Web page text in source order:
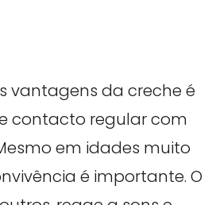
vantagens da creche é
contacto regular com
em idades muito
é importante. O